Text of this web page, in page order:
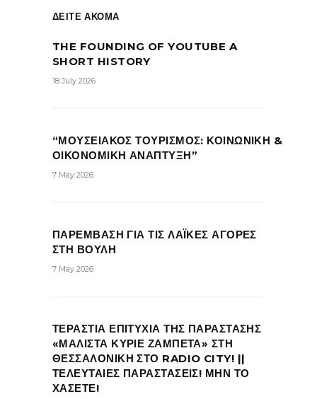
ΔΕΙΤΕ ΑΚΟΜΑ
THE FOUNDING OF YOUTUBE A
SHORT HISTORY
18 July 2026
“ΜΟΥΣΕΙΑΚΟΣ ΤΟΥΡΙΣΜΟΣ: ΚΟΙΝΩΝΙΚΗ &
ΟΙΚΟΝΟΜΙΚΗ ΑΝΑΠΤΥΞΗ”
7 May 2026
ΠΑΡΕΜΒΑΣΗ ΓΙΑ ΤΙΣ ΛΑΪΚΕΣ ΑΓΟΡΕΣ
ΣΤΗ ΒΟΥΛΗ
7 May 2026
ΤΕΡΑΣΤΙΑ ΕΠΙΤΥΧΙΑ ΤΗΣ ΠΑΡΑΣΤΑΣΗΣ
«ΜΑΛΙΣΤΑ ΚΥΡΙΕ ΖΑΜΠΕΤΑ» ΣΤΗ
ΘΕΣΣΑΛΟΝΙΚΗ ΣΤΟ RADIO CITY! ||
ΤΕΛΕΥΤΑΙΕΣ ΠΑΡΑΣΤΑΣΕΙΣ! ΜΗΝ ΤΟ
ΧΑΣΕΤΕ!